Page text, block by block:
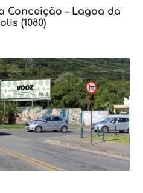
Conceição – Lagoa da
(1080)